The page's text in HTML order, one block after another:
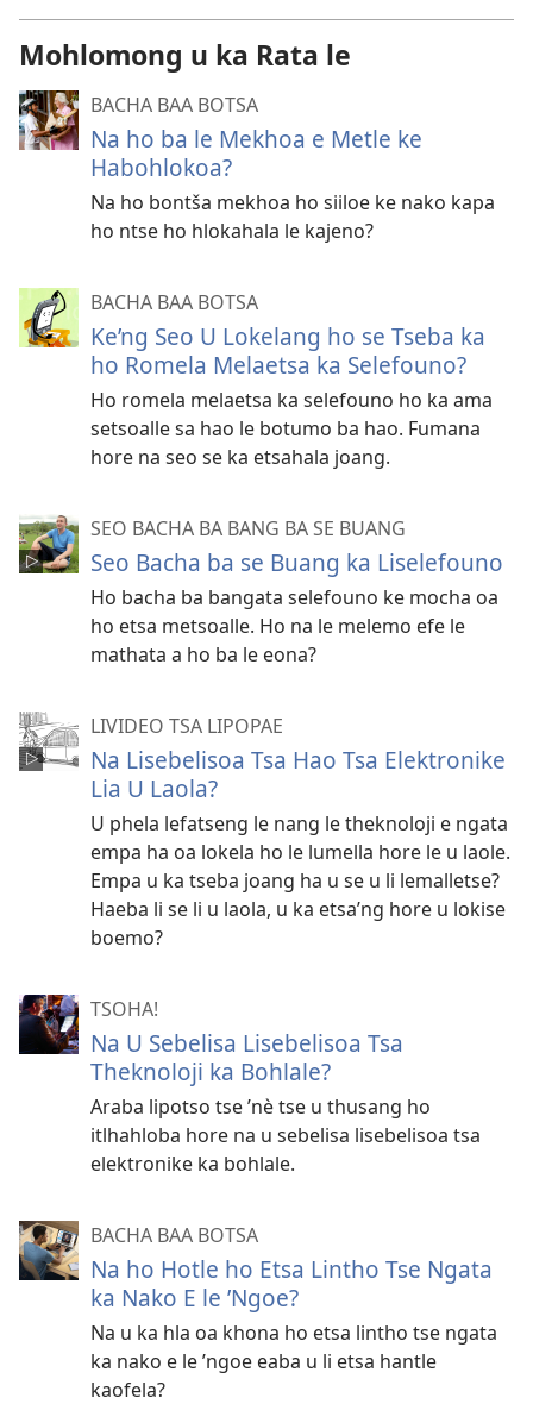
Mohlomong u ka Rata le
BACHA BAA BOTSA
Na ho ba le Mekhoa e Metle ke
Habohlokoa?
Na ho bontša mekhoa ho siiloe ke nako kapa
ho ntse ho hlokahala le kajeno?
BACHA BAA BOTSA
Ke’ng Seo U Lokelang ho se Tseba ka
ho Romela Melaetsa ka Selefouno?
Ho romela melaetsa ka selefouno ho ka ama
setsoalle sa hao le botumo ba hao. Fumana
hore na seo se ka etsahala joang.
SEO BACHA BA BANG BA SE BUANG
Seo Bacha ba se Buang ka Liselefouno
Ho bacha ba bangata selefouno ke mocha oa
ho etsa metsoalle. Ho na le melemo efe le
mathata a ho ba le eona?
LIVIDEO TSA LIPOPAE
Na Lisebelisoa Tsa Hao Tsa Elektronike
Lia U Laola?
U phela lefatseng le nang le theknoloji e ngata
empa ha oa lokela ho le lumella hore le u laole.
Empa u ka tseba joang ha u se u li lemalletse?
Haeba li se li u laola, u ka etsa’ng hore u lokise
boemo?
TSOHA!
Na U Sebelisa Lisebelisoa Tsa
Theknoloji ka Bohlale?
Araba lipotso tse ’nè tse u thusang ho
itlhahloba hore na u sebelisa lisebelisoa tsa
elektronike ka bohlale.
BACHA BAA BOTSA
Na ho Hotle ho Etsa Lintho Tse Ngata
ka Nako E le ’Ngoe?
Na u ka hla oa khona ho etsa lintho tse ngata
ka nako e le ’ngoe eaba u li etsa hantle
kaofela?